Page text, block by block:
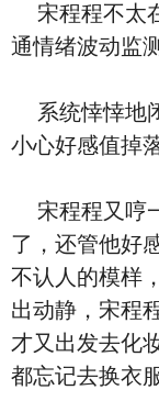
宋程程不太
通情绪波动监
系统悻悻地
小心好感值掉
宋程程又哼
了，还管他好
不认人的模样
出动静，宋程
才又出发去化
都忘记去换衣